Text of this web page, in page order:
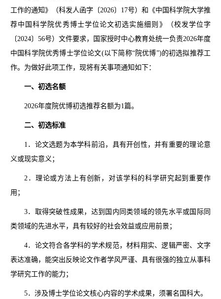
工作的通知》（科发人函字〔2026〕17号）和《中国科学院大学推
荐中国科学院优秀博士学位论文初选实施细则》（校发学位字
〔2024〕56号）文件要求，国家授时中心教育处统一负责2026年度
中国科学院优秀博士学位论文(以下简称“院优博”)的初选拟推荐工
作。为做好此项工作，现将有关事项通知如下：
一、初选名额
2026年度院优博初选推荐名额为1篇。
二、初选标准
1．论文选题为本学科前沿，具有开创性，并有重要的理论意
义或现实意义；
2．理论或方法上有创新，对该学科的科学研究起到重要作
用；
3．取得突破性成果，达到国内同类领域的领先水平或国际同
类领域的先进水平，具有较好的社会效益或应用前景；
4．论文符合各学科的学术规范，材料翔实、逻辑严密、文字
表达准确，能突出反映论文作者学风严谨、具有很强的独立从事科
学研究工作的能力；
5．涉及博士学位论文核心内容的学术成果，须署名国科大。